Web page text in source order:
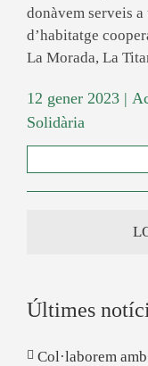
donàvem serveis
d’habitatge
La Morada, La
12 gener 2023 |
Solidària
Últimes
Col·laborem